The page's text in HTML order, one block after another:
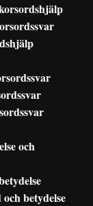
och
betydelse